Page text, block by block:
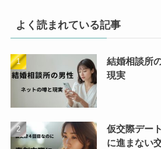
よく読まれている記事
結婚相談所
現実
仮交際デー
に進まない